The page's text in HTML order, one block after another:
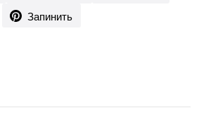
Запинить